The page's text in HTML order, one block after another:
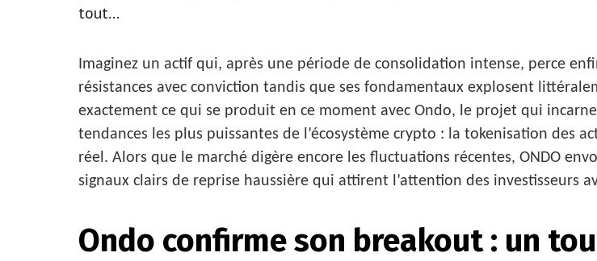
tout...
Imaginez un actif qui, après une période de consolidation intense, perce
résistances avec conviction tandis que ses fondamentaux explosent
exactement ce qui se produit en ce moment avec Ondo, le projet qui incarne
tendances les plus puissantes de l’écosystème crypto : la tokenisation des
réel. Alors que le marché digère encore les fluctuations récentes, ONDO
signaux clairs de reprise haussière qui attirent l’attention des investisseurs
Ondo confirme son breakout : un